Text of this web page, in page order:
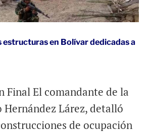
estructuras en Bolívar dedicadas a
Final El comandante de la
Hernández Lárez, detalló
de ocupación